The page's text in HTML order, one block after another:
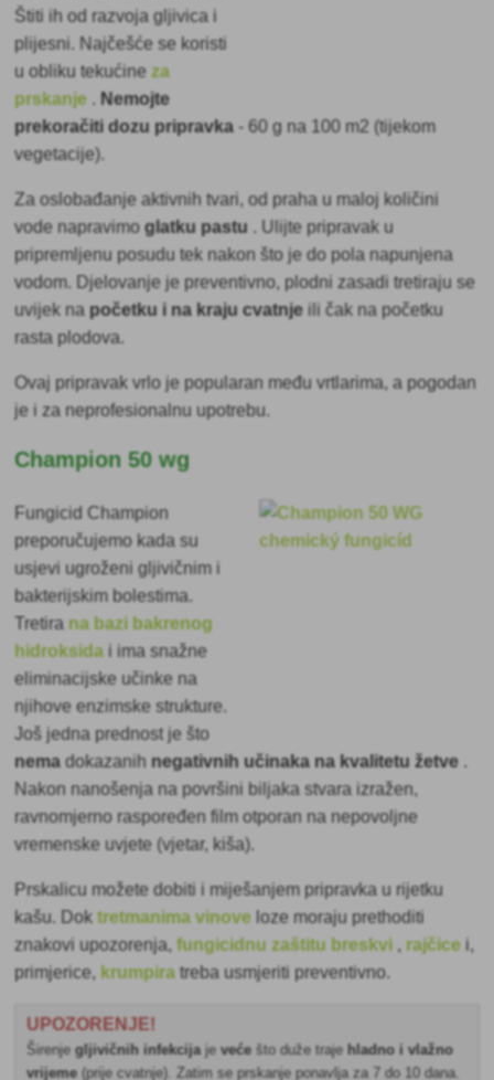
Štiti ih od razvoja gljivica i
plijesni. Najčešće se koristi
u obliku tekućineza
prskanje . Nemojte
prekoračiti dozu pripravka - 60 g na 100 m2 (tijekom
vegetacije).
Za oslobađanje aktivnih tvari, od praha u maloj količini
vode napravimo glatku pastu . Ulijte pripravak u
pripremljenu posudu tek nakon što je do pola napunjena
vodom. Djelovanje je preventivno, plodni zasadi tretiraju se
uvijek napočetku i na kraju cvatnje ili čak na početku
rasta plodova.
Ovaj pripravak vrlo je popularan među vrtlarima, a pogodan
je i za neprofesionalnu upotrebu.
Champion 50 wg
Fungicid Champion
preporučujemo kada su
usjevi ugroženi gljivičnim i
bakterijskim bolestima.
Tretira na bazi bakrenog
hidroksida i ima snažne
eliminacijske učinke na
njihove enzimske strukture.
Još jedna prednost je što
nema dokazanihnegativnih učinaka na kvalitetu žetve .
Nakon nanošenja na površini biljaka stvara izražen,
ravnomjerno raspoređen film otporan na nepovoljne
vremenske uvjete (vjetar, kiša).
Prskalicu možete dobiti i miješanjem pripravka u rijetku
kašu. Dok tretmanima vinove loze moraju prethoditi
znakovi upozorenja,fungicidnu zaštitu breskvi ,rajčice i,
primjerice, krumpira treba usmjeriti preventivno.
UPOZORENJE!
Širenjegljivičnih infekcijajeveće što duže traje hladno i vlažno
vrijeme (prije cvatnje). Zatim se prskanje ponavlja za 7 do 10 dana.